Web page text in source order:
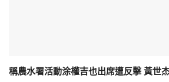
稱農水署活動涂權吉也出席遭反擊 黃世